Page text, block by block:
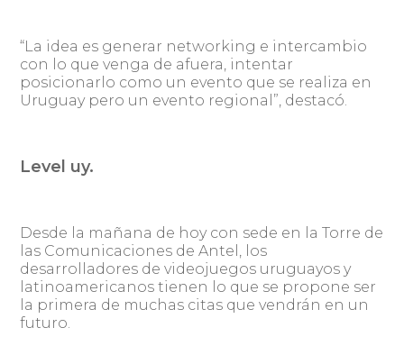
“La idea es generar networking e intercambio
con lo que venga de afuera, intentar
posicionarlo como un evento que se realiza en
Uruguay pero un evento regional”, destacó.
Level uy.
Desde la mañana de hoy con sede en la Torre de
las Comunicaciones de Antel, los
desarrolladores de videojuegos uruguayos y
latinoamericanos tienen lo que se propone ser
la primera de muchas citas que vendrán en un
futuro.